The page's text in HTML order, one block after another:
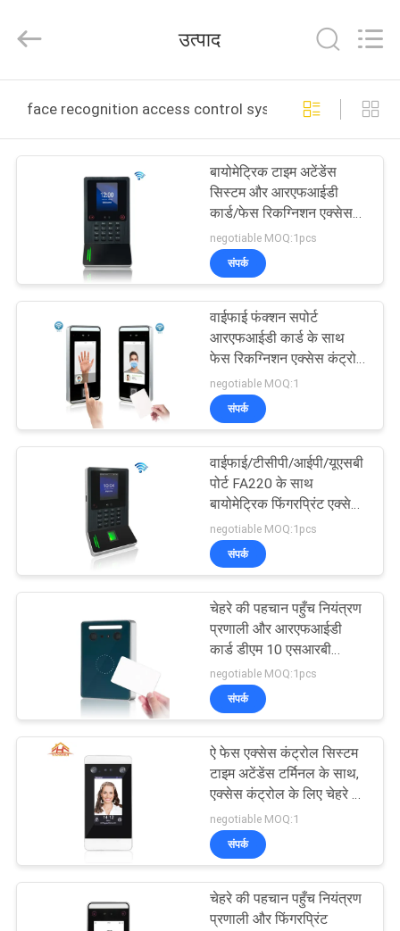
उत्पाद
बारे
कारखाने
दौरा
हमसे
उद्धरण
गोपनीयता
ENTERPRISE
COMPANY
Rights
उत्पाद
face recognition access control system ऑनलाइन निर्माण
बायोमेट्रिक टाइम अटेंडेंस
सिस्टम और आरएफआईडी
कार्ड/फेस रिकग्निशन एक्सेस
कंट्रोल सिस्टम विथ वाईफाई
फंक्शन S220
negotiable MOQ:1pcs
संपर्क
वाईफाई फंक्शन सपोर्ट
आरएफआईडी कार्ड के साथ
फेस रिकग्निशन एक्सेस कंट्रोल
सिस्टम और फिंगरप्रिंट टाइम
अटेंडेंस
negotiable MOQ:1
संपर्क
वाईफाई/टीसीपी/आईपी/यूएसबी
पोर्ट FA220 के साथ
बायोमेट्रिक फिंगरप्रिंट एक्सेस
कंट्रोल और फेस बायोमेट्रिक
टाइम अटेंडेंस सिस्टम
negotiable MOQ:1pcs
संपर्क
चेहरे की पहचान पहुँच नियंत्रण
प्रणाली और आरएफआईडी
कार्ड डीएम 10 एसआरबी
नियंत्रक के साथ बड़ी क्षमता
negotiable MOQ:1pcs
संपर्क
ऐ फेस एक्सेस कंट्रोल सिस्टम
टाइम अटेंडेंस टर्मिनल के साथ,
एक्सेस कंट्रोल के लिए चेहरे की
पहचान
negotiable MOQ:1
संपर्क
चेहरे की पहचान पहुँच नियंत्रण
प्रणाली और फिंगरप्रिंट